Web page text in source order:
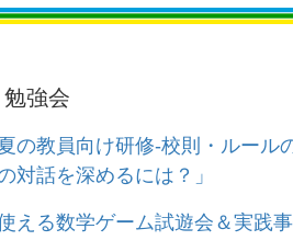
強会
の教員向け研修-校則・ルール
対話を深めるには？」
える数学ゲーム試遊会＆実践